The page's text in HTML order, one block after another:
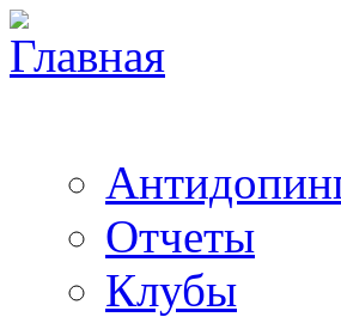
Отчеты
Клубы